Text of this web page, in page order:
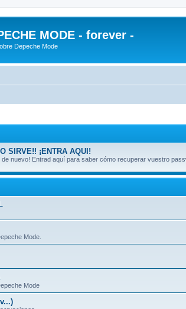
MODE - forever -
Depeche Mode
SIRVE!! ¡ENTRA AQUI!
de nuevo! Entrad aquí para saber cómo recuperar vuestro
Mode.
Mode